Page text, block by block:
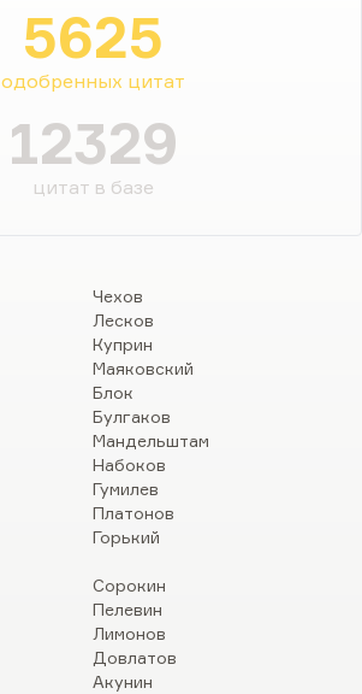
5625
одобренных цитат
12329
цитат в базе
Чехов
Лесков
Куприн
Маяковский
Блок
Булгаков
Мандельштам
Набоков
Гумилев
Платонов
Горький
Сорокин
Пелевин
Лимонов
Довлатов
Акунин